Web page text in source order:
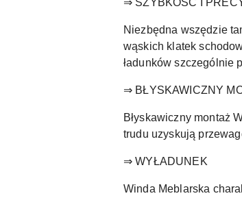
⇒ SZYBKOŚĆ I
Niezbędna wszędzie
wąskich klatek
ładunków szczególnie
⇒ BŁYSKAWICZNY
Błyskawiczny montaż
trudu uzyskują
⇒ WYŁADUNEK
Winda Meblarska